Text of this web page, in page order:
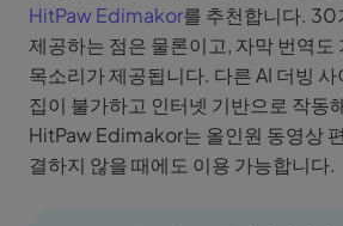
HitPaw Edimakor를 추천합니다. 30
제공하는 점은 물론이고, 자막 번역도
목소리가 제공됩니다. 다른 AI 더빙
집이 불가하고 인터넷 기반으로 작동
HitPaw Edimakor는 올인원 동영상
결하지 않을 때에도 이용 가능합니다.